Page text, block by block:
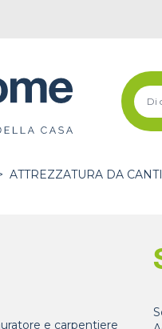
ATTREZZATURA DA
e carpentiere